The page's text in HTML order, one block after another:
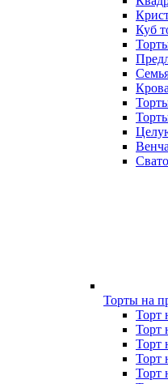
Куб
Торты на
Торт
Торт
Торт
Торт
Торт